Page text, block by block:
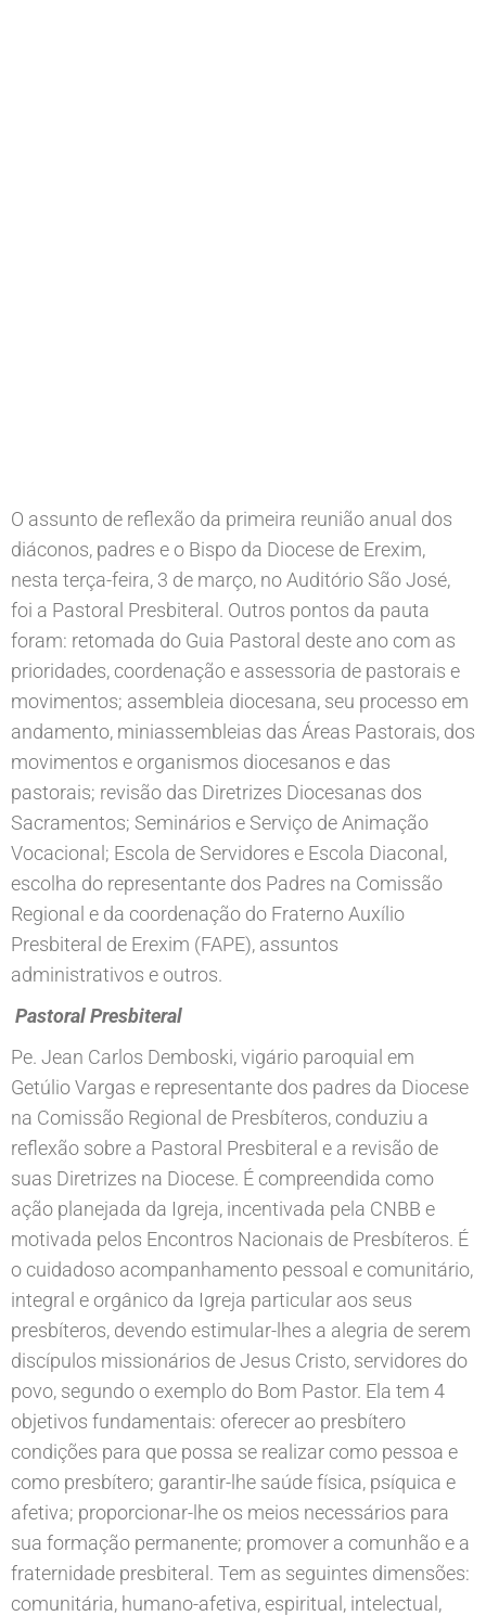
O assunto de reflexão da primeira reunião anual dos
diáconos, padres e o Bispo da Diocese de Erexim,
nesta terça-feira, 3 de março, no Auditório São José,
foi a Pastoral Presbiteral. Outros pontos da pauta
foram: retomada do Guia Pastoral deste ano com as
prioridades, coordenação e assessoria de pastorais e
movimentos; assembleia diocesana, seu processo em
andamento, miniassembleias das Áreas Pastorais, dos
movimentos e organismos diocesanos e das
pastorais; revisão das Diretrizes Diocesanas dos
Sacramentos; Seminários e Serviço de Animação
Vocacional; Escola de Servidores e Escola Diaconal,
escolha do representante dos Padres na Comissão
Regional e da coordenação do Fraterno Auxílio
Presbiteral de Erexim (FAPE), assuntos
administrativos e outros.
Pastoral Presbiteral
Pe. Jean Carlos Demboski, vigário paroquial em
Getúlio Vargas e representante dos padres da Diocese
na Comissão Regional de Presbíteros, conduziu a
reflexão sobre a Pastoral Presbiteral e a revisão de
suas Diretrizes na Diocese. É compreendida como
ação planejada da Igreja, incentivada pela CNBB e
motivada pelos Encontros Nacionais de Presbíteros. É
o cuidadoso acompanhamento pessoal e comunitário,
integral e orgânico da Igreja particular aos seus
presbíteros, devendo estimular-lhes a alegria de serem
discípulos missionários de Jesus Cristo, servidores do
povo, segundo o exemplo do Bom Pastor. Ela tem 4
objetivos fundamentais: oferecer ao presbítero
condições para que possa se realizar como pessoa e
como presbítero; garantir-lhe saúde física, psíquica e
afetiva; proporcionar-lhe os meios necessários para
sua formação permanente; promover a comunhão e a
fraternidade presbiteral. Tem as seguintes dimensões:
comunitária, humano-afetiva, espiritual, intelectual,